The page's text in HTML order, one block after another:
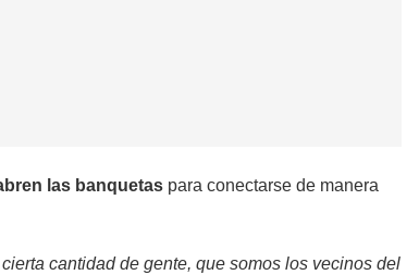
las banquetas para conectarse de manera
cantidad de gente, que somos los vecinos del